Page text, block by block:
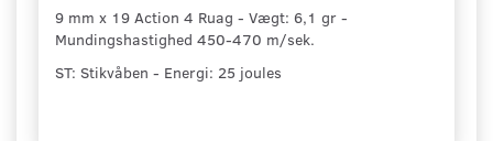
9 mm x 19 Action 4 Ruag - Vægt: 6,1 gr -
Mundingshastighed 450-470 m/sek.
ST: Stikvåben - Energi: 25 joules